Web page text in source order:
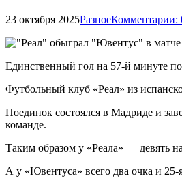
23 октября 2025РазноеКомментарии:
Единственный гол на 57-й минуте
Футбольный клуб «Реал» из
Поединок состоялся в Мадриде и
команде.
Таким образом у «Реала» — девять
А у «Ювентуса» всего два очка и 25-